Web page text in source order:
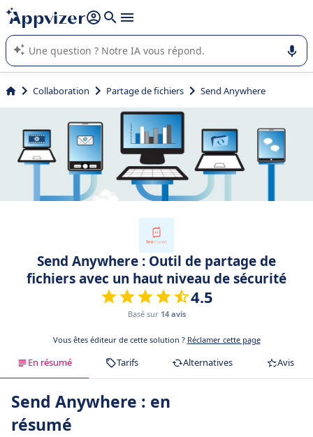
répondre (plusieurs lignes avec
L'IA de Appvizer vous guide dans l'utilisation ou la sélection de
logiciel SaaS en entreprise.
Collaboration Partage de fichiers Send Anywhere
Send Anywhere : Outil de partage de
fichiers avec un haut niveau de sécurité
4.5
Basé sur 14 avis
Vous êtes éditeur de cette solution ? Réclamer cette page
En résumé Tarifs Alternatives Avis
Send Anywhere : en
résumé